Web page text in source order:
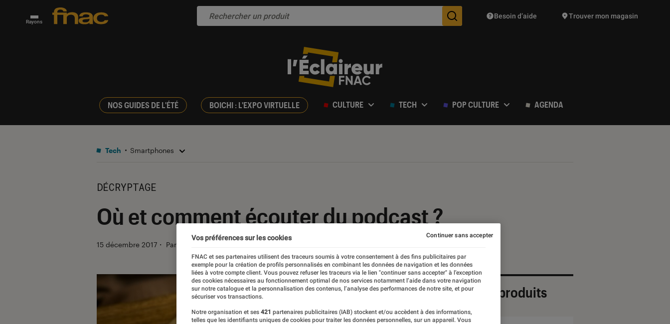
Rayons Des suggestions de produits vont vous être proposées
Besoin d’aide Trouver mon magasin
NOS GUIDES DE L'ÉTÉ BOICHI : L'EXPO VIRTUELLE CULTURE TECH POP CULTURE AGENDA
Tech Smartphones
DÉCRYPTAGE
Où et comment écouter du podcast ?
15 décembre 2017 ・ Par Nicolas L
Sélection de produits
Vos préférences sur les cookies
FNAC et ses partenaires utilisent des traceurs soumis à votre consentement à des fins publicitaires par
exemple pour la création de profils personnalisés en combinant les données de navigation et les données
liées à votre compte client. Vous pouvez refuser les traceurs via le lien "continuer sans accepter" à l’exception
des cookies nécessaires au fonctionnement optimal de nos services notamment l’aide dans votre navigation
sur notre catalogue et la personnalisation des contenus, l’analyse des performances de notre site, et pour
sécuriser vos transactions.
Notre organisation et ses 421 partenaires publicitaires (IAB) stockent et/ou accèdent à des informations,
telles que les identifiants uniques de cookies pour traiter les données personnelles, sur un appareil. Vous
Continuer sans accepter